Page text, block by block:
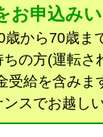
お申込み
から70歳ま
の方(運転さ
受給を含みま
スでお越し